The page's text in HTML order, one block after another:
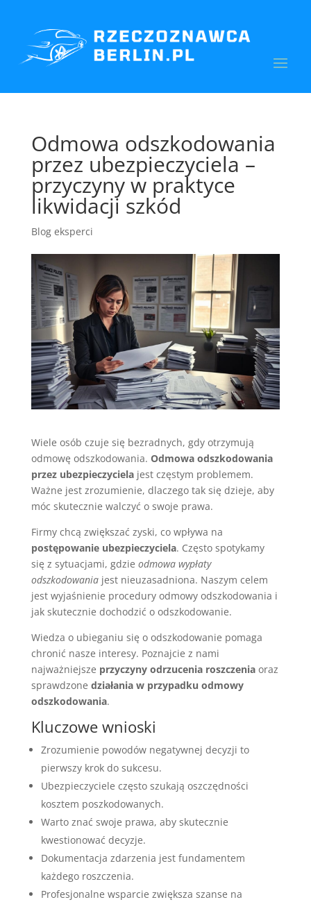
Odmowa odszkodowania
przez ubezpieczyciela –
przyczyny w praktyce
likwidacji szkód
Blog eksperci
Wiele osób czuje się bezradnych, gdy otrzymują
odmowę odszkodowania. Odmowa odszkodowania
przez ubezpieczycielajest częstym problemem.
Ważne jest zrozumienie, dlaczego tak się dzieje, aby
móc skutecznie walczyć o swoje prawa.
Firmy chcą zwiększać zyski, co wpływa na
postępowanie ubezpieczyciela. Często spotykamy
się z sytuacjami, gdzie odmowa wypłaty
odszkodowaniajest nieuzasadniona. Naszym celem
jest wyjaśnienie procedury odmowy odszkodowania i
jak skutecznie dochodzić o odszkodowanie.
Wiedza o ubieganiu się o odszkodowanie pomaga
chronić nasze interesy. Poznajcie z nami
najważniejsze przyczyny odrzucenia roszczeniaoraz
sprawdzone działania w przypadku odmowy
odszkodowania.
Kluczowe wnioski
Zrozumienie powodów negatywnej decyzji to
pierwszy krok do sukcesu.
Ubezpieczyciele często szukają oszczędności
kosztem poszkodowanych.
Warto znać swoje prawa, aby skutecznie
kwestionować decyzje.
Dokumentacja zdarzenia jest fundamentem
każdego roszczenia.
Profesjonalne wsparcie zwiększa szanse na